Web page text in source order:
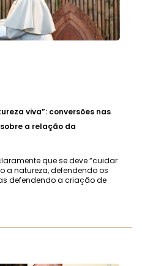
viva”: conversões nas
a relação da
que se deve “cuidar
a natureza, defendendo os
defendendo a criação de